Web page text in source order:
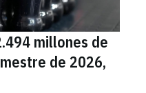
millones de
de 2026,